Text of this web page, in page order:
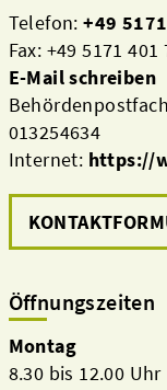
Telefon:+49
Fax: +49 5171 401
E-Mail schreiben
013254634
Internet: https://
Öffnungszeiten
Montag
8.30 bis 12.00 Uhr